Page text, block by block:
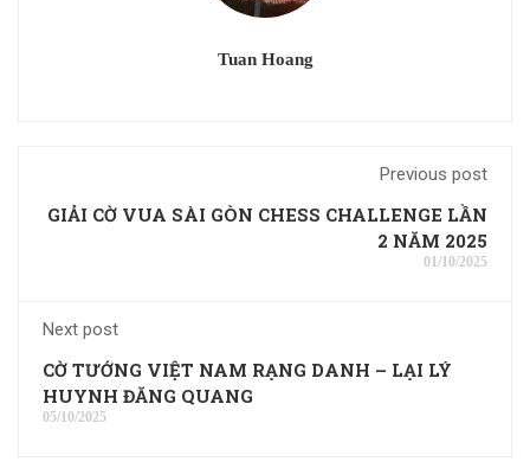
Tuan Hoang
Previous post
GIẢI CỜ VUA SÀI GÒN CHESS CHALLENGE LẦN
2 NĂM 2025
01/10/2025
Next post
CỜ TƯỚNG VIỆT NAM RẠNG DANH – LẠI LÝ
HUYNH ĐĂNG QUANG
05/10/2025